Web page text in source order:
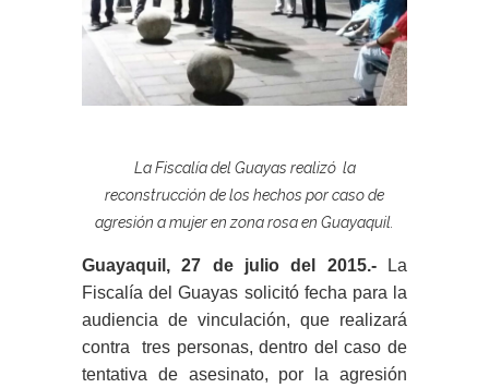
La Fiscalía del Guayas realizó la
reconstrucción de los hechos por caso de
agresión a mujer en zona rosa en Guayaquil.
Guayaquil, 27 de julio del 2015.-La
Fiscalía del Guayas solicitó fecha para la
audiencia de vinculación, que realizará
contra tres personas, dentro del caso de
tentativa de asesinato, por la agresión